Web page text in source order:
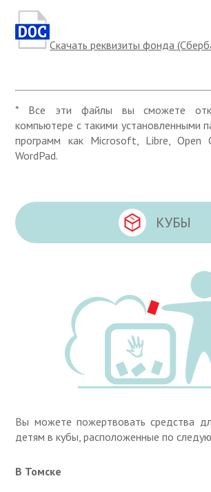
Скачать реквизиты фонда
* Все эти файлы вы сможете
компьютере с такими установленными
программ как Microsoft, Libre,
WordPad.
КУБЫ
Вы можете пожертвовать средства
детям в кубы, расположенные по
В Томске